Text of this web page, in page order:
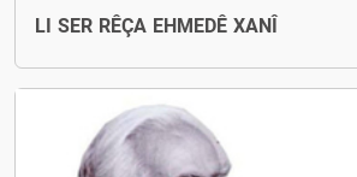
LI SER RÊÇA EHMEDÊ XANÎ